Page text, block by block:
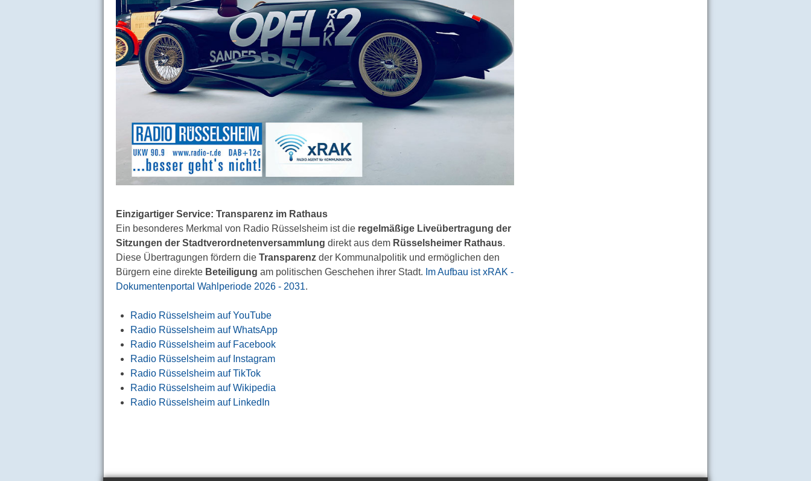
Einzigartiger Service: Transparenz im Rathaus
Ein besonderes Merkmal von Radio Rüsselsheim ist die regelmäßige Liveübertragung der
Sitzungen der Stadtverordnetenversammlung direkt aus dem Rüsselsheimer Rathaus.
Diese Übertragungen fördern die Transparenz der Kommunalpolitik und ermöglichen den
Bürgern eine direkte Beteiligung am politischen Geschehen ihrer Stadt. Im Aufbau ist xRAK -
Dokumentenportal Wahlperiode 2026 - 2031.
Radio Rüsselsheim auf YouTube
Radio Rüsselsheim auf WhatsApp
Radio Rüsselsheim auf Facebook
Radio Rüsselsheim auf Instagram
Radio Rüsselsheim auf TikTok
Radio Rüsselsheim auf Wikipedia
Radio Rüsselsheim auf LinkedIn